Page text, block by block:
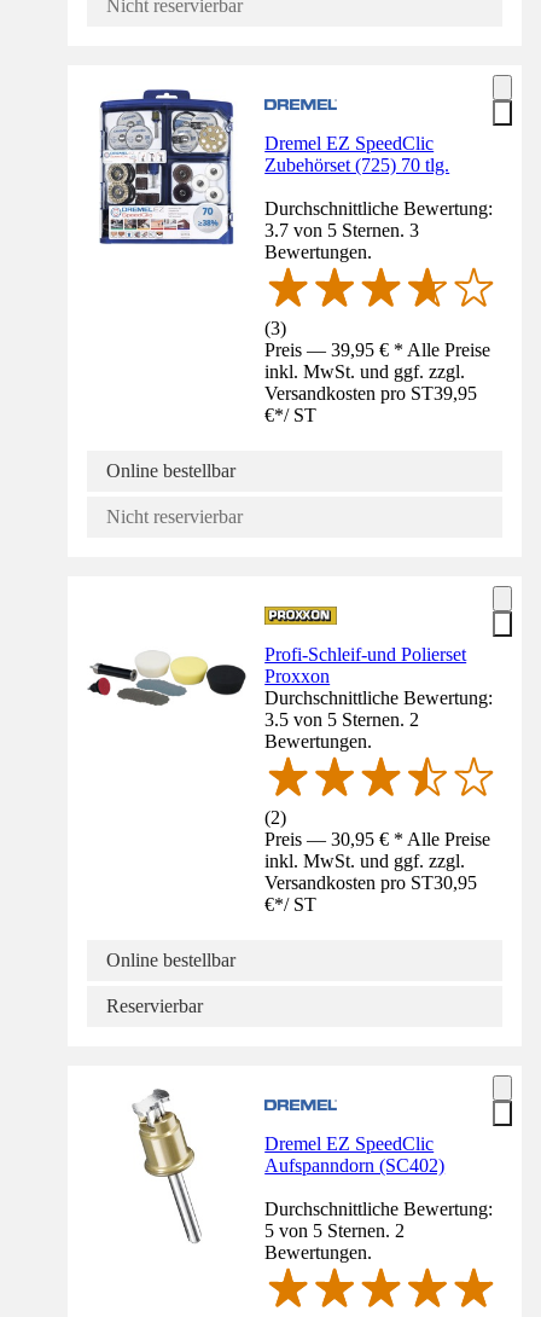
Nicht reservierbar
Dremel EZ SpeedClic
Zubehörset (725) 70 tlg.
Durchschnittliche Bewertung:
3.7 von 5 Sternen. 3
Bewertungen.
(3)
Preis — 39,95 € * Alle Preise
inkl. MwSt. und ggf. zzgl.
Versandkosten pro ST39,95
€*/ ST
Online bestellbar
Nicht reservierbar
Profi-Schleif-und Polierset
Proxxon
Durchschnittliche Bewertung:
3.5 von 5 Sternen. 2
Bewertungen.
(2)
Preis — 30,95 € * Alle Preise
inkl. MwSt. und ggf. zzgl.
Versandkosten pro ST30,95
€*/ ST
Online bestellbar
Reservierbar
Dremel EZ SpeedClic
Aufspanndorn (SC402)
Durchschnittliche Bewertung:
5 von 5 Sternen. 2
Bewertungen.